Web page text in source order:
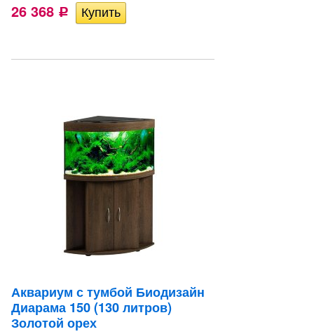
26 368 Р
Аквариум с тумбой Биодизайн
Диарама 150 (130 литров)
Золотой орех